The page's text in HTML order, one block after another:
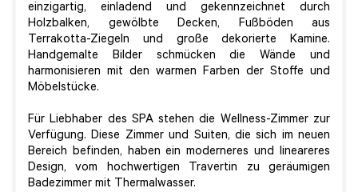
einzigartig, einladend und gekennzeichnet durch
Holzbalken, gewölbte Decken, Fußböden aus
Terrakotta-Ziegeln und große dekorierte Kamine.
Handgemalte Bilder schmücken die Wände und
harmonisieren mit den warmen Farben der Stoffe und
Möbelstücke.
Für Liebhaber des SPA stehen die Wellness-Zimmer zur
Verfügung. Diese Zimmer und Suiten, die sich im neuen
Bereich befinden, haben ein moderneres und lineareres
Design, vom hochwertigen Travertin zu geräumigen
Badezimmer mit Thermalwasser.